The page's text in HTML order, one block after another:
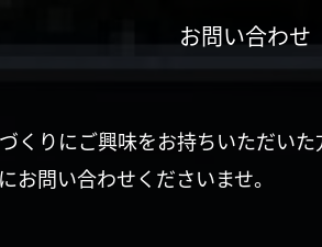
お問い合わせ
くりにご興味をお持ちいただい
お問い合わせくださいませ。